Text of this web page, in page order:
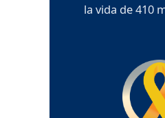
la vida de 410